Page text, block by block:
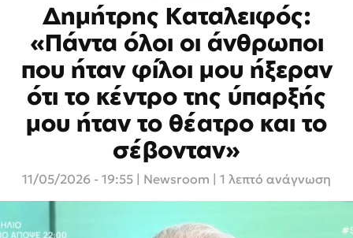
Δημήτρης Καταλειφός:
«Πάντα όλοι οι άνθρωποι
που ήταν φίλοι μου ήξεραν
ότι το κέντρο της ύπαρξής
μου ήταν το θέατρο και το
σέβονταν»
11/05/2026 - 19:55 Newsroom | 1 λεπτό ανάγνωση